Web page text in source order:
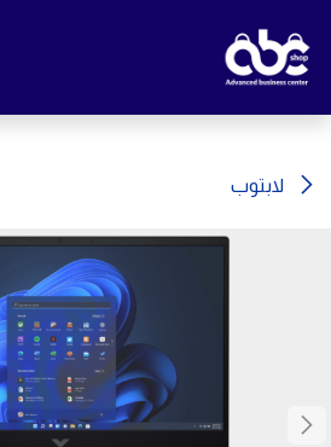
لابتوب